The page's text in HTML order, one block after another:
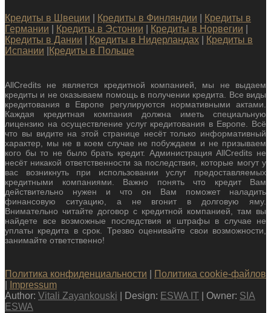
Кредиты в Швеции Кредиты в Финляндии
Кредиты в
Германии
Кредиты в Эстонии Кредиты в Норвегии
Кредиты в Дании
Кредиты в Нидерландах
Кредиты в
Испании
Кредиты в Польше
AllCredits не является кредитной компанией, мы не выдаем
кредиты и не оказываем помощь в получении кредита. Все виды
кредитования в Европе регулируются нормативными актами.
Каждая кредитная компания должна иметь специальную
лицензию на осуществление услуг кредитования в Европе. Всё
что вы видите на этой странице несёт только информативный
характер, мы не в коем случае не побуждаем и не призываем
кого бы то не было брать кредит. Администрация AllCredits не
несёт никакой ответственности за последствия, которые могут у
вас возникнуть при использовании услуг предоставляемых
кредитными компаниями. Важно понять что кредит Вам
действительно нужен и что он Вам поможет наладить
финансовую ситуацию, а не вгонит в долговую яму.
Внимательно читайте договор с кредитной компанией, там вы
найдете все возможные последствия и штрафы в случае не
уплаты кредита в срок. Трезво оценивайте свои возможности,
занимайте ответственно!
Политика конфиденциальности
Политика cookie-файлов
Impressum
Author: Vitali Zayankouski | Design: ESWA IT | Owner: SIA
ESWA